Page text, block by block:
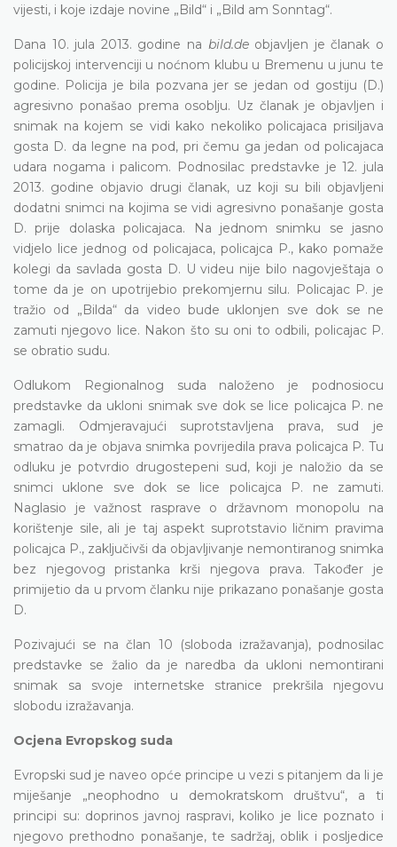
vijesti, i koje izdaje novine „Bild“ i „Bild am Sonntag“.
Dana 10. jula 2013. godine na bild.de objavljen je članak o
policijskoj intervenciji u noćnom klubu u Bremenu u junu te
godine. Policija je bila pozvana jer se jedan od gostiju (D.)
agresivno ponašao prema osoblju. Uz članak je objavljen i
snimak na kojem se vidi kako nekoliko policajaca prisiljava
gosta D. da legne na pod, pri čemu ga jedan od policajaca
udara nogama i palicom. Podnosilac predstavke je 12. jula
2013. godine objavio drugi članak, uz koji su bili objavljeni
dodatni snimci na kojima se vidi agresivno ponašanje gosta
D. prije dolaska policajaca. Na jednom snimku se jasno
vidjelo lice jednog od policajaca, policajca P., kako pomaže
kolegi da savlada gosta D. U videu nije bilo nagovještaja o
tome da je on upotrijebio prekomjernu silu. Policajac P. je
tražio od „Bilda“ da video bude uklonjen sve dok se ne
zamuti njegovo lice. Nakon što su oni to odbili, policajac P.
se obratio sudu.
Odlukom Regionalnog suda naloženo je podnosiocu
predstavke da ukloni snimak sve dok se lice policajca P. ne
zamagli. Odmjeravajući suprotstavljena prava, sud je
smatrao da je objava snimka povrijedila prava policajca P. Tu
odluku je potvrdio drugostepeni sud, koji je naložio da se
snimci uklone sve dok se lice policajca P. ne zamuti.
Naglasio je važnost rasprave o državnom monopolu na
korištenje sile, ali je taj aspekt suprotstavio ličnim pravima
policajca P., zaključivši da objavljivanje nemontiranog snimka
bez njegovog pristanka krši njegova prava. Također je
primijetio da u prvom članku nije prikazano ponašanje gosta
D.
Pozivajući se na član 10 (sloboda izražavanja), podnosilac
predstavke se žalio da je naredba da ukloni nemontirani
snimak sa svoje internetske stranice prekršila njegovu
slobodu izražavanja.
Ocjena Evropskog suda
Evropski sud je naveo opće principe u vezi s pitanjem da li je
miješanje „neophodno u demokratskom društvu“, a ti
principi su: doprinos javnoj raspravi, koliko je lice poznato i
njegovo prethodno ponašanje, te sadržaj, oblik i posljedice